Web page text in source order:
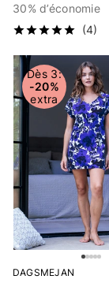
30% d’économie
(4)
Dès 3:
-20%
extra
DAGSMEJAN